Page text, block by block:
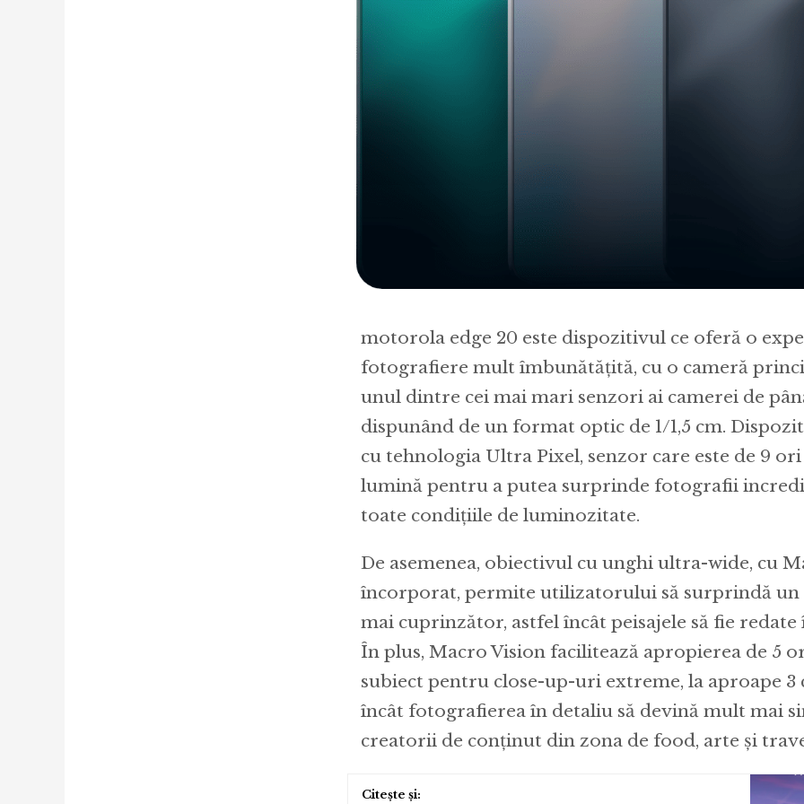
motorola edge 20 este dispozitivul ce oferă o
fotografiere mult îmbunătățită, cu o cameră
unul dintre cei mai mari senzori ai camerei de
dispunând de un format optic de 1/1,5 cm.
cu tehnologia Ultra Pixel, senzor care este de 9
lumină pentru a putea surprinde fotografii
toate condițiile de luminozitate.
De asemenea, obiectivul cu unghi ultra-wide, cu
încorporat, permite utilizatorului să surprindă un
mai cuprinzător, astfel încât peisajele să fie
În plus, Macro Vision facilitează apropierea de 5
subiect pentru close-up-uri extreme, la aproape 3
încât fotografierea în detaliu să devină mult mai
creatorii de conținut din zona de food, arte și